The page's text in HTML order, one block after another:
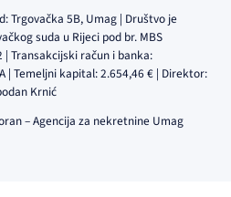
Trgovačka 5B, Umag | Društvo je
suda u Rijeci pod br. MBS
| Transakcijski račun i banka:
| Temeljni kapital: 2.654,46 € | Direktor:
Krnić
– Agencija za nekretnine Umag